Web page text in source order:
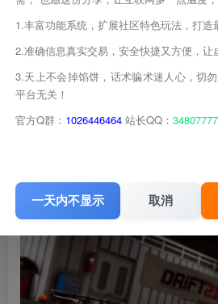
1.丰富功能系统，扩展社区特色玩法，打造
2.准确信息真实交易，安全快捷又方便，让
3.天上不会掉馅饼，话术骗术迷人心，切
平台无关！
官方Q群： 1026446464 站长QQ：
一天内不显示 取消